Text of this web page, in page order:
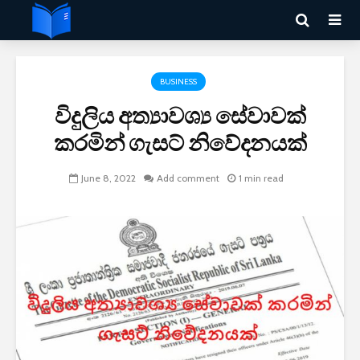
BUSINESS
විදුලිය අත්‍යාවශ්‍ය සේවාවක්
කරමින් ගැසට් නිවේදනයක්
June 8, 2022 Add comment 1 min read